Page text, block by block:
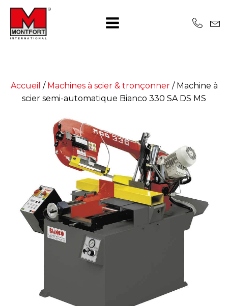
Accueil / Machines à scier & tronçonner/ Machine à
scier semi-automatique Bianco 330 SA DS MS